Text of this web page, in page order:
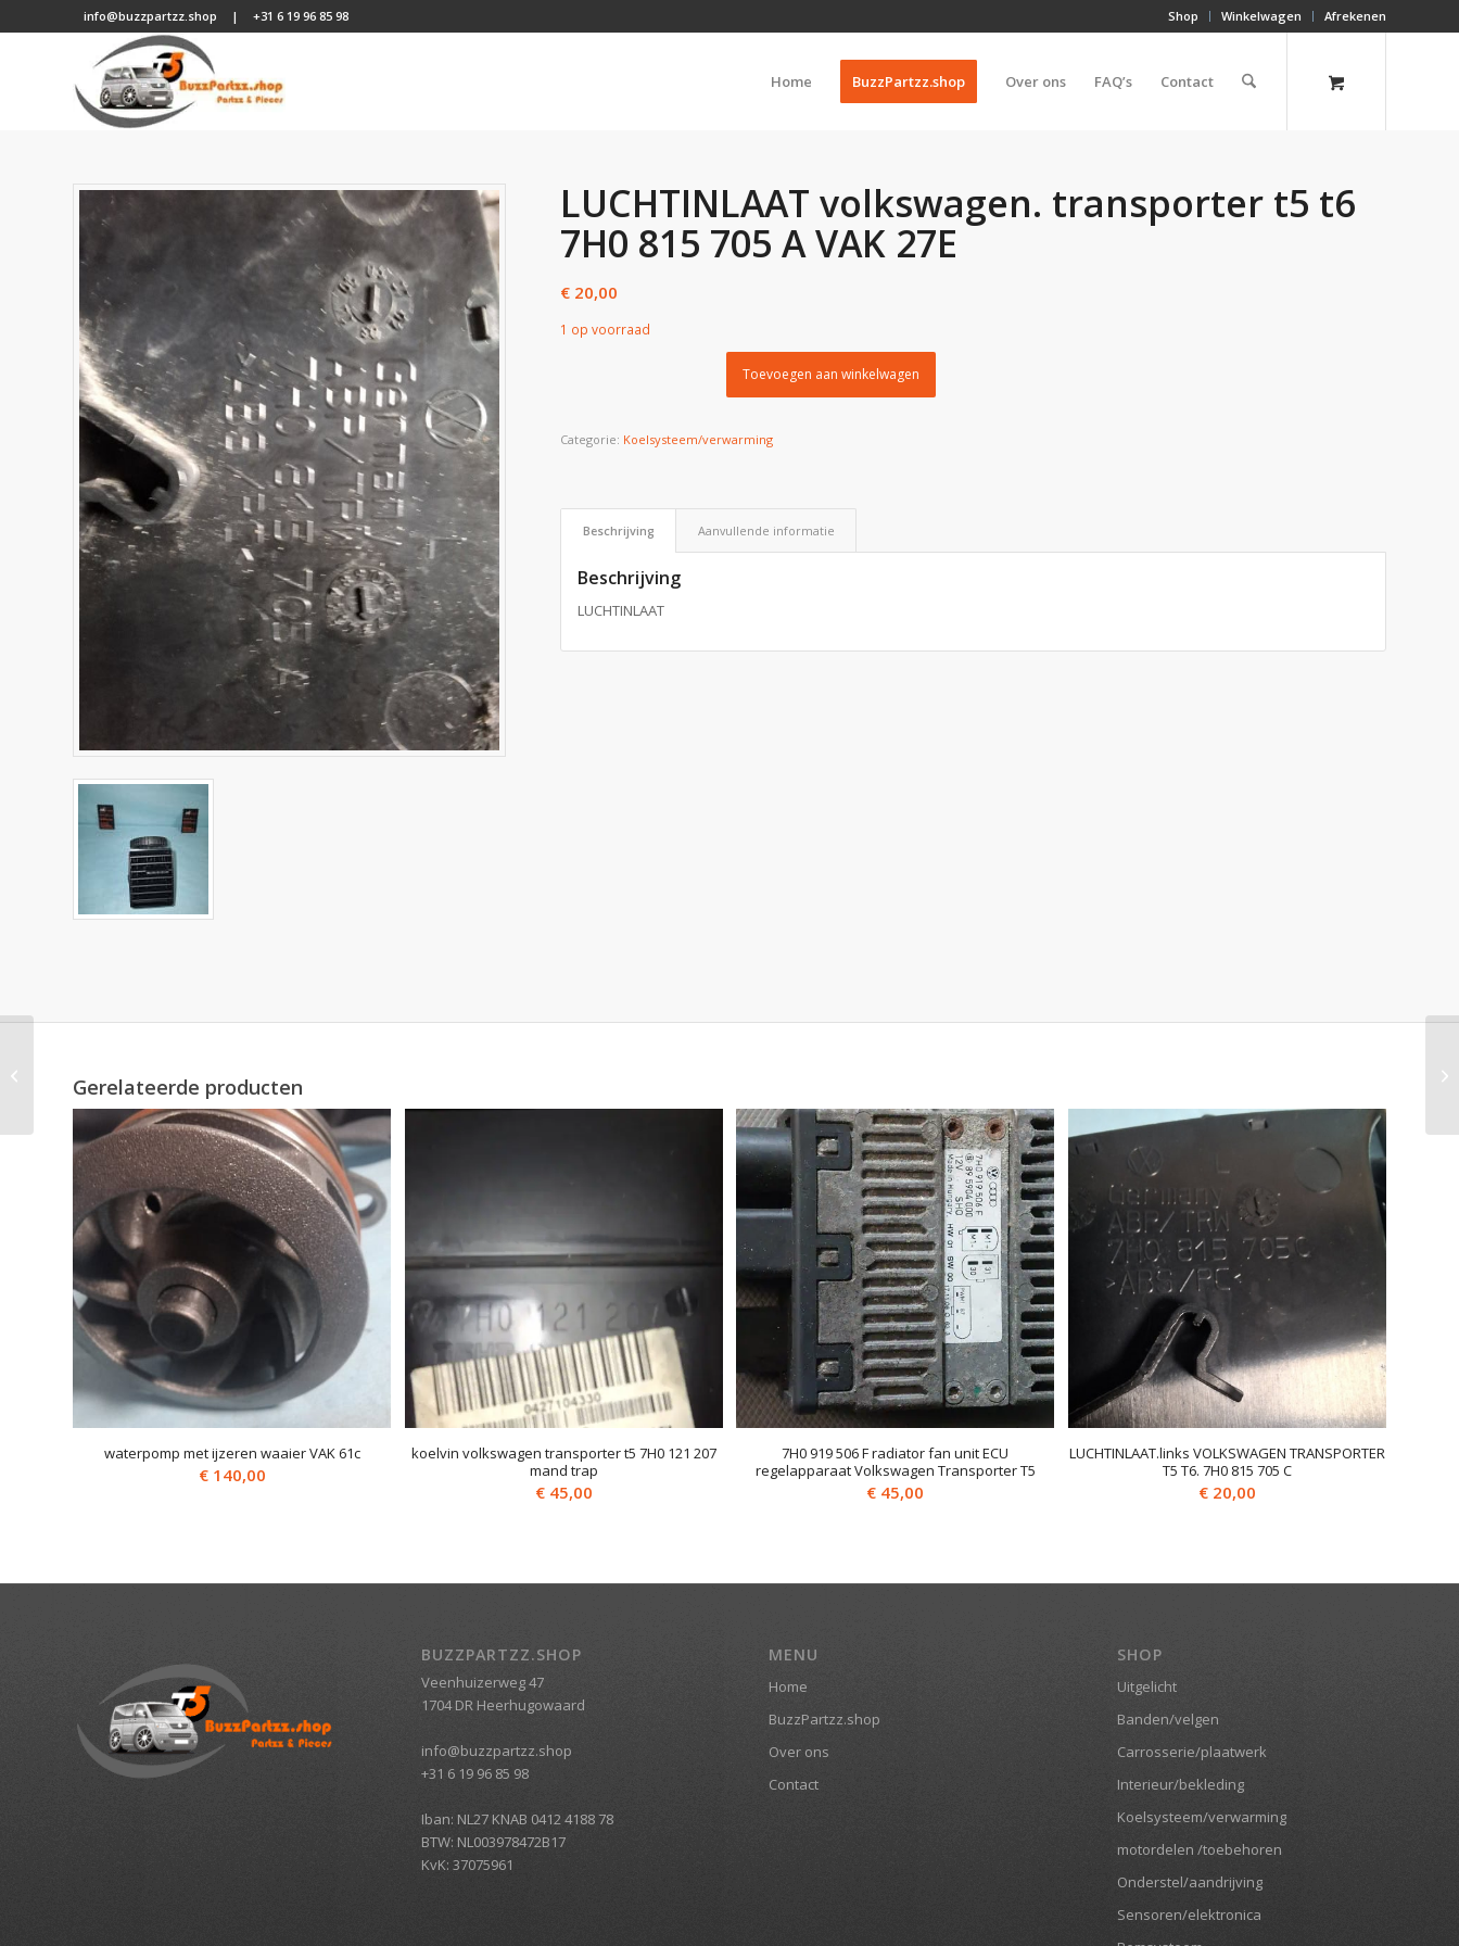
Shop Winkelwagen Afrekenen
info@buzzpartzz.shop | +31 6 19 96 85 98
Home BuzzPartzz.shop Over ons FAQ’s Contact
LUCHTINLAAT volkswagen. transporter t5 t6
7H0 815 705 A VAK 27E
€ 20,00
1 op voorraad
Toevoegen aan winkelwagen
Categorie: Koelsysteem/verwarming
Beschrijving Aanvullende informatie
Beschrijving
LUCHTINLAAT
Gerelateerde producten
waterpomp met ijzeren waaier VAK 61c
€140,00
koelvin volkswagen transporter t5 7H0 121 207
mand trap
€45,00
7H0 919 506 F radiator fan unit ECU
regelapparaat Volkswagen Transporter T5
€ 45,00
LUCHTINLAAT.links VOLKSWAGEN TRANSPORTER
T5 T6. 7H0 815 705 C
€20,00
BUZZPARTZZ.SHOP
Veenhuizerweg 47
1704 DR Heerhugowaard
info@buzzpartzz.shop
+31 6 19 96 85 98
Iban: NL27 KNAB 0412 4188 78
BTW: NL003978472B17
KvK: 37075961
MENU
Home
BuzzPartzz.shop
Over ons
Contact
SHOP
Uitgelicht
Banden/velgen
Carrosserie/plaatwerk
Interieur/bekleding
Koelsysteem/verwarming
motordelen /toebehoren
Onderstel/aandrijving
Sensoren/elektronica
TRANSPORTER T5 T6.
7H0 815...